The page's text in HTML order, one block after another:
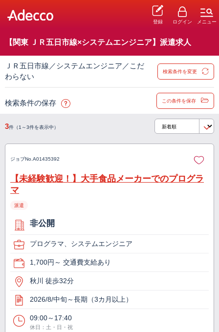
登録 ログイン メニュー
【関東 ＪＲ五日市線×システムエンジニア】派遣求人
ＪＲ五日市線／システムエンジニア／こだ
わらない
検索条件を変更
検索条件の保存 この条件を保存
3件（1～3件を表示中）
ジョブNo. A01435392
【未経験歓迎！】大手食品メーカーでのプログラ
マ
派遣
非公開
プログラマ、システムエンジニア
1,700円～ 交通費支給あり
秋川 徒歩32分
2026/8/中旬～長期（3カ月以上）
09:00～17:40
休日：土・日・祝